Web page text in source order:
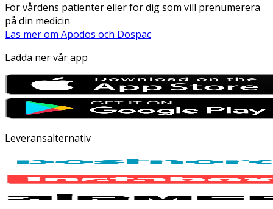
För vårdens patienter eller för dig som vill prenumerera
på din medicin
Läs mer om Apodos och Dospac
Ladda ner vår app
Leveransalternativ